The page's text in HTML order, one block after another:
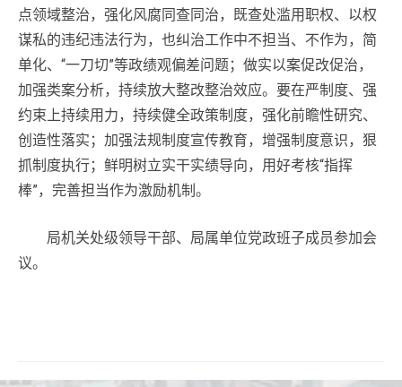
点领域整治，强化风腐同查同治，既查处滥用职权、以权
谋私的违纪违法行为，也纠治工作中不担当、不作为，简
单化、“一刀切”等政绩观偏差问题；做实以案促改促治，
加强类案分析，持续放大整改整治效应。要在严制度、强
约束上持续用力，持续健全政策制度，强化前瞻性研究、
创造性落实；加强法规制度宣传教育，增强制度意识，狠
抓制度执行；鲜明树立实干实绩导向，用好考核“指挥
棒”，完善担当作为激励机制。
局机关处级领导干部、局属单位党政班子成员参加会
议。